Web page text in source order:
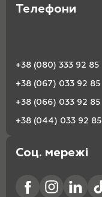
Телефони
+38 (080) 333 92 85
+38 (067) 033 92 85
+38 (066) 033 92 85
+38 (044) 033 92 85
Соц. мережі